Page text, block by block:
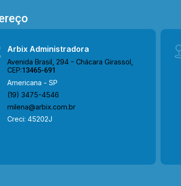
Arbix Administradora
Avenida Brasil, 294 - Chácara Girassol,
CEP:13465-691
Americana - SP
(19) 3475-4546
milena@arbix.com.br
Creci: 45202J